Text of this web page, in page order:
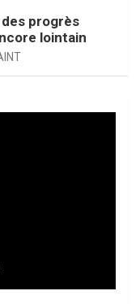
progrès
lointain